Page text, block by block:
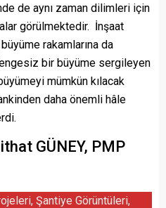
de aynı zaman dilimleri için
görülmektedir. İnşaat
rakamlarına da
bir büyüme sergileyen
mümkün kılacak
daha önemli hâle
GÜNEY, PMP
Şantiye Görüntüleri,